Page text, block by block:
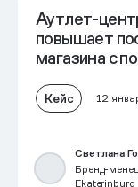
Аутлет-
повышает
магазина с
Кейс 12
Светлана
Бренд-
Ekaterinburg